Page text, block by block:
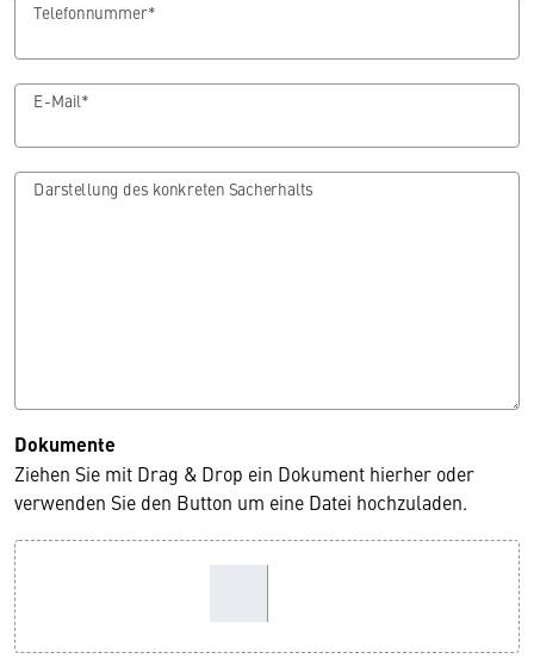
Telefonnummer*
E-Mail*
Darstellung des konkreten Sacherhalts
Dokumente
Ziehen Sie mit Drag & Drop ein Dokument hierher oder
verwenden Sie den Button um eine Datei hochzuladen.